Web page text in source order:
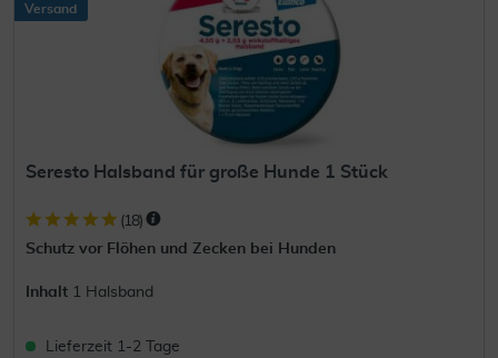
Versand
Seresto Halsband für große Hunde 1 Stück
(18)
Schutz vor Flöhen und Zecken bei Hunden
Inhalt 1 Halsband
Lieferzeit 1-2 Tage